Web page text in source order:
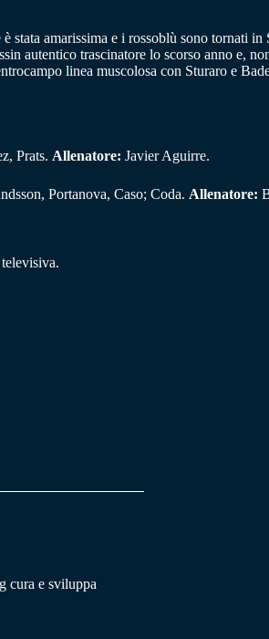
stata amarissima e i rossoblù sono tornati
autentico trascinatore lo scorso anno e,
linea muscolosa con Sturaro e
Prats. Allenatore: Javier Aguirre.
Portanova, Caso; Coda. Allenatore:
cura e sviluppa